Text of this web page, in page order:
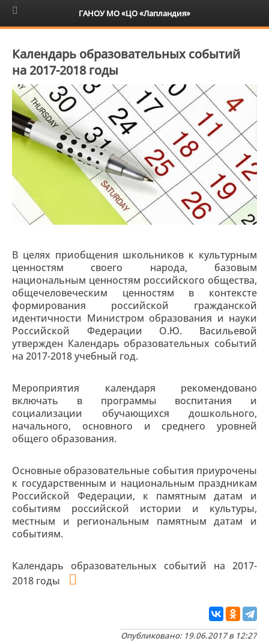
6+
Календарь образовательных событий
на 2017-2018 годы
В целях приобщения школьников к культурным
ценностям своего народа, базовым
национальным ценностям российского общества,
общечеловеческим ценностям в контексте
формирования российской гражданской
идентичности Министром образования и науки
Российской Федерации О.Ю. Васильевой
утвержден Календарь образовательных событий
на 2017-2018 учебный год.
Мероприятия календаря рекомендовано
включать в программы воспитания и
социализации обучающихся дошкольного,
начального, основного и среднего уровней
общего образования.
Основные образовательные события приурочены
к государственным и национальным праздникам
Российской Федерации, к памятным датам и
событиям российской истории и культуры,
местным и региональным памятным датам и
событиям.
Календарь образовательных событий на 2017-
2018 годы
Опубликовано: 19.06.2017 в 12:27
ГАНОУ МО «ЦО «Лапландия»